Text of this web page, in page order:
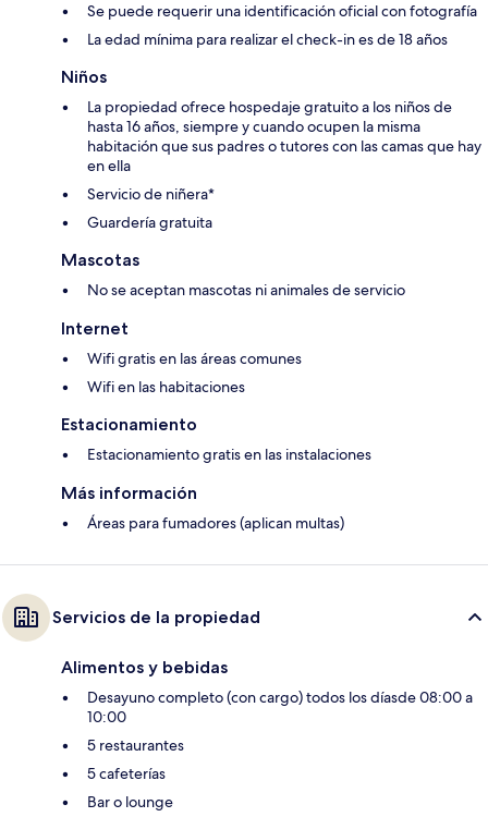
Se puede requerir una identificación oficial con fotografía
La edad mínima para realizar el check-in es de 18 años
Niños
La propiedad ofrece hospedaje gratuito a los niños de
hasta 16 años, siempre y cuando ocupen la misma
habitación que sus padres o tutores con las camas que hay
en ella
Servicio de niñera*
Guardería gratuita
Mascotas
No se aceptan mascotas ni animales de servicio
Internet
Wifi gratis en las áreas comunes
Wifi en las habitaciones
Estacionamiento
Estacionamiento gratis en las instalaciones
Más información
Áreas para fumadores (aplican multas)
Servicios de la propiedad
Alimentos y bebidas
Desayuno completo (con cargo) todos los díasde 08:00 a
10:00
5 restaurantes
5 cafeterías
Bar o lounge